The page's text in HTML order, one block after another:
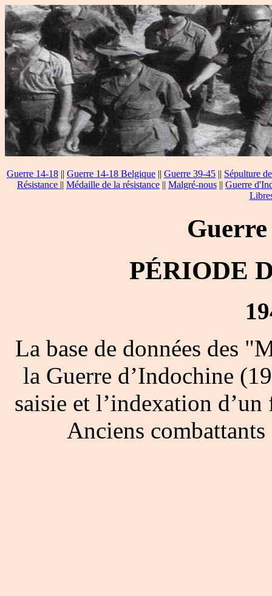
Guerre 14-18 || Guerre 14-18 Belgique || Guerre 39-45 || Sépulture
Résistance || Médaille de la résistance || Malgré-nous || Guerre
PÉRIODE
La base de données des
la Guerre d’Indochine
saisie et l’indexation
Anciens